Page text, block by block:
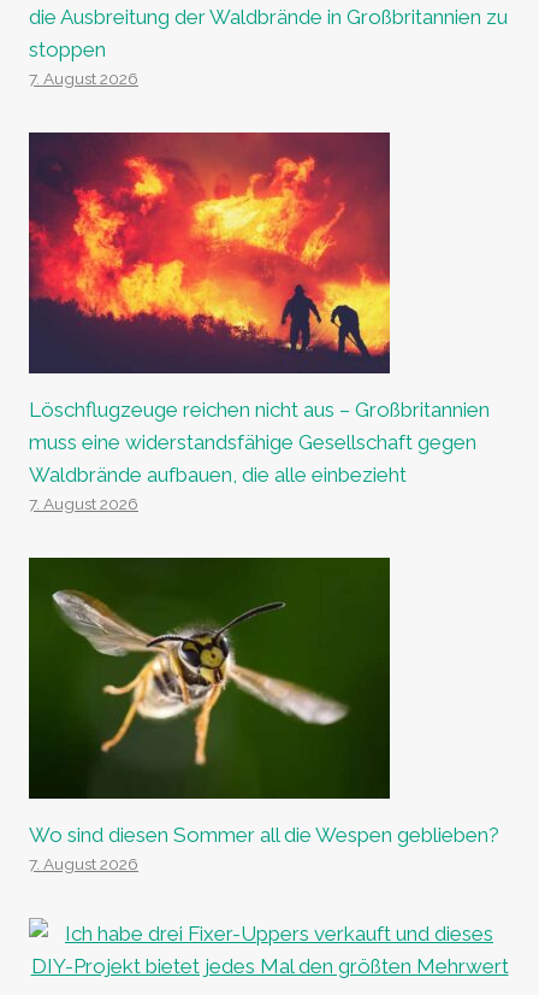
die Ausbreitung der Waldbrände in Großbritannien zu
stoppen
7. August 2026
Löschflugzeuge reichen nicht aus – Großbritannien
muss eine widerstandsfähige Gesellschaft gegen
Waldbrände aufbauen, die alle einbezieht
7. August 2026
Wo sind diesen Sommer all die Wespen geblieben?
7. August 2026